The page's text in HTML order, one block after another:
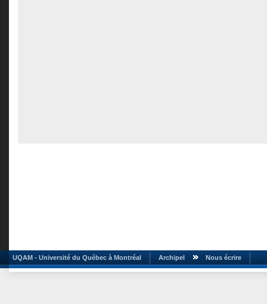
UQAM - Université du Québec à Montréal Archipel Nous écrire